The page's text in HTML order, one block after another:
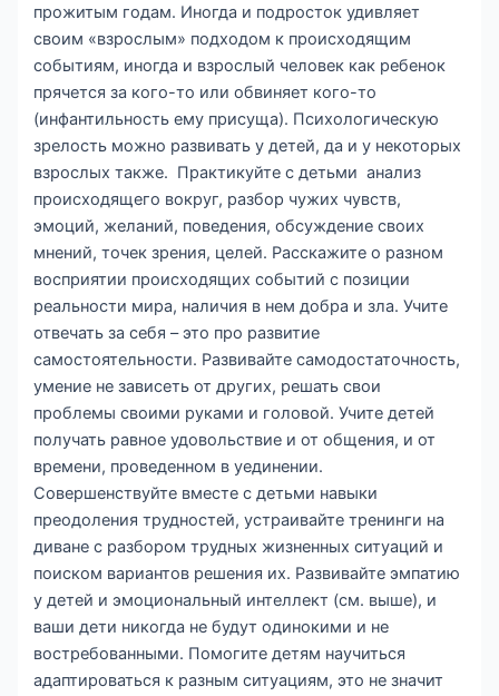
прожитым годам. Иногда и подросток удивляет
своим «взрослым» подходом к происходящим
событиям, иногда и взрослый человек как ребенок
прячется за кого-то или обвиняет кого-то
(инфантильность ему присуща). Психологическую
зрелость можно развивать у детей, да и у некоторых
взрослых также. Практикуйте с детьми анализ
происходящего вокруг, разбор чужих чувств,
эмоций, желаний, поведения, обсуждение своих
мнений, точек зрения, целей. Расскажите о разном
восприятии происходящих событий с позиции
реальности мира, наличия в нем добра и зла. Учите
отвечать за себя – это про развитие
самостоятельности. Развивайте самодостаточность,
умение не зависеть от других, решать свои
проблемы своими руками и головой. Учите детей
получать равное удовольствие и от общения, и от
времени, проведенном в уединении.
Совершенствуйте вместе с детьми навыки
преодоления трудностей, устраивайте тренинги на
диване с разбором трудных жизненных ситуаций и
поиском вариантов решения их. Развивайте эмпатию
у детей и эмоциональный интеллект (см. выше), и
ваши дети никогда не будут одинокими и не
востребованными. Помогите детям научиться
адаптироваться к разным ситуациям, это не значит